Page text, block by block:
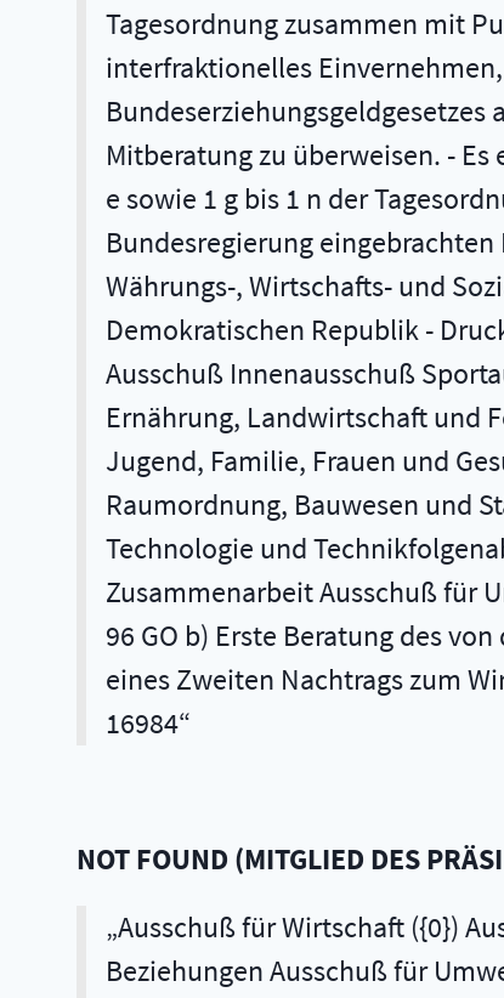
Tagesordnung zusammen mit
interfraktionelles
Mitberatung zu überweisen. -
e sowie 1 g bis 1 n der
Bundesregierung eingebrachten
Währungs-, Wirtschafts- und
Demokratischen Republik -
Ausschuß Innenausschuß
Ernährung, Landwirtschaft und
Jugend, Familie, Frauen und
Raumordnung, Bauwesen und
Technologie und
Zusammenarbeit Ausschuß für
96 GO b) Erste Beratung des
eines Zweiten Nachtrags zum
16984
NOT FOUND (MITGLIED DES
Ausschuß für Wirtschaft ({0}) Ausschuß für Raumordnung, Bauwesen und Städtebau Ausschuß für innerdeutsche Beziehungen Ausschuß für Umwelt, Naturschutz und Reaktorsicherheit Haushaltsausschuß mitberatend und gem. § 96 GO c) Erste Beratung des von der Bundesregierung eingebrachten Entwurfs eines Gesetzes zu der Änderung vom 19. Januar 1989 des Übereinkommens vom 3. September 1976 über die Internationale Seefunksatelliten-Organisation ({1}) - Drucksache 11/6554 Überweisungsvorschlag des Ältestenrates: Ausschuß für Post und Telekommunikation ({2}) Auswärtiger Ausschuß d) Erste Beratung des von der Bundesregierung eingebrachten Entwurfs eines Gesetzes zu dem Beschluß der Generalversammlung des Internationalen Ausstellungsbüros vom 31. Mai 1988 zur Änderung des Abkommens über Internationale Ausstellungen vom 22. November 1928 - Drucksache 11/7188 - Überweisungsvorschlag des Ältestenrates: Ausschuß für Wirtschaft e) Erste Beratung des von der Fraktion der SPD eingebrachten Entwurfs eines Gesetzes zur Anderung des Gesetzes über den Deutschen Wetterdienst - Drucksache 11/7100 Überweisungsvorschlag des Ältestenrates: Ausschuß für Verkehr ({3}) Ausschuß für Wirtschaft Ausschuß für Umwelt, Naturschutz und Reaktorsicherheit g) Erste Beratung des von den Abgeordneten Glos, Spilker, Dr. Meyer zu Bentrup, Dr. Daniels ({4}), Dr. Faltlhauser, Dr. Fell, Jung ({5}), Dr. Grünewald, Frau Dr. Hellwig, Schulhoff, Uldall, Dr. Vondran, Frau Will-Feld, Dr. Schroeder ({6}) und der Fraktion der CDU/CSU sowie der Abgeordneten Dr. Feldmann, Gattermann, Rind, Dr. Solms, Dr. Hitschler, Grünbeck, Zywietz und der Fraktion der FDP eingebrachten Entwurfs eines Gesetzes zur Änderung des Gesetzes über Bausparkassen - Drucksache 11/7424 Überweisungsvorschlag: Finanzausschuß ({7}) Ausschuß für Raumordnung, Bauwesen und Städtebau h) Beratung des Antrags der Abgeordneten Dr. Knabe, Volmer und der Fraktion DIE GRÜNEN Sofortmaßnahmen zum Schutz der Penan vor den katastrophalen Folgen des kommerziellen Holzeinschlags auf Sarawak - Drucksache 11/7114 - Überweisungsvorschlag des Ältestenrates: Ausschuß für Wirtschaft ({8}) Auswärtiger Ausschuß Ausschuß für Ernährung, Landwirtschaft und Forsten Ausschuß für wirtschaftliche Zusammenarbeit Ausschuß für Umwelt, Naturschutz und Reaktorsicherheit i) Beratung des Antrags der Abgeordneten Dr. Kübler, Kolbow, Adler, Bachmaier, Blunck, Dr. Hartenstein, Kastner, Kiehm, Koschnick, Lennartz, Müller ({9}), Nagel, Reuter, Schäfer ({10}), Schütz, Dr. Soell, Dr. Timm, Dr. Wegner, Weiermann, Weisskirchen ({11}), Dr. Wernitz, Dr. Wieczorek, Dr. Vogel und der Fraktion der SPD Beendigung der Nutzung des Standortübungsplatzes Viernheimer/Lampertheimer Wald in Hessen - Drucksache 11/7153